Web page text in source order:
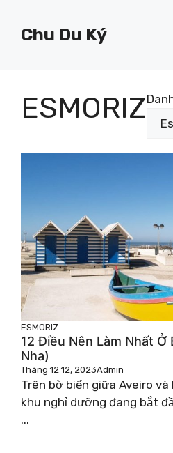
Chu Du Ký
ESMORIZ
ESMORIZ
12 Điều Nên Làm Nhất Ở
Nha)
Tháng 12 12, 2023Admin
Trên bờ biển giữa Aveiro
khu nghỉ dưỡng đang bắt
...